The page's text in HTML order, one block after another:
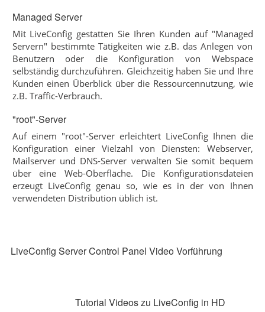
Managed Server
Mit LiveConfig gestatten Sie Ihren Kunden auf "Managed
Servern" bestimmte Tätigkeiten wie z.B. das Anlegen von
Benutzern oder die Konfiguration von Webspace
selbständig durchzuführen. Gleichzeitig haben Sie und Ihre
Kunden einen Überblick über die Ressourcennutzung, wie
z.B. Traffic-Verbrauch.
"root"-Server
Auf einem "root"-Server erleichtert LiveConfig Ihnen die
Konfiguration einer Vielzahl von Diensten: Webserver,
Mailserver und DNS-Server verwalten Sie somit bequem
über eine Web-Oberfläche. Die Konfigurationsdateien
erzeugt LiveConfig genau so, wie es in der von Ihnen
verwendeten Distribution üblich ist.
LiveConfig Server Control Panel Video Vorführung
Tutorial Videos zu LiveConfig in HD